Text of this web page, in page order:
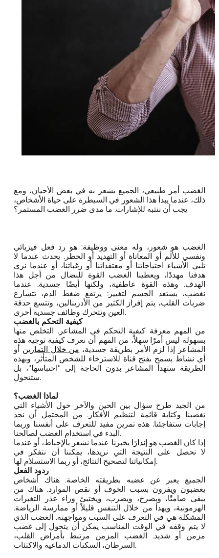
الغضب أمر طبيعي، الجميع يشعر به في بعض الأحيان، ومع
ذلك، عندما يبدأ هذا الشعور في السيطرة على حياة الأشخاص،
يجب أن ننتبه للإشارات. ما مدى ضرر الغضب المستمر؟
الغضب هو شعور، وله معنى ووظيفة: هو رد فعل فيزيائي
ونفسي للألم أو المعاناة أو التهديد أو الخطر. يحدث عندما لا
تلبي الأشياء احتياجاتنا أو معتقداتنا أو رغباتنا، أو عندما نرى
هدفنا مهددًا، ويعطينا الغضب القوة للنضال من أجل هذا
الهدف. وهذه القوة عاطفية، ولكنها أيضًا جسدية. عندما
نغضب، يستعد الجسم لتغيير: يرتفع ضغط الدم، تتسارع
ضربات القلب، يتم إفراز الكثير من الأدرينالين، وتتسع حدقة
العين وتتحرك وظائف جسدية أخرى.
كيفية التحكم بالغضب
من المهم معرفة كيفية التحكم في المشاعر. التخلص منها
بسهولة ليس أمرًا سهلاً، من المهم أن نعرف كيفية توجيه هذه
المشاعر إذا لزم الأمر بطريقة جسدية، من خلال التمارين أو
أي نشاط يسمح بفتح قناة للاسترخاء للشخص المتأثر، وبهذه
الطريقة ستهدأ المشاعر بدون الحاجة إلى "احتباسها"، بل
ستتحول.
لماذا الغضب؟
من الجيد طرح سؤال بين الحين والآخر حول الأشياء التي
تغضبنا وكتابة قائمة لتنظيم الأفكار. من المحتمل أن نجد
إجابات ستفاجئنا. هذه تمرين مفيد للتعرف على أنفسنا وربما
البدء في استخدام الغضب لصالحنا.
إذا كان الغضب هو إنذارًا يخبرنا عندما نشعر بالإحباط، أو عندما
لا نحصل على النتيجة التي نريدها، يمكننا أن نتفكر في
إمكانياتنا لتصحيح النتائج، أو ربما الاستسلام لها.
ردود الفعل
الجميع يعبر عن غضبه بطريقته الخاصة. هناك أشخاص
يغضبون ويفرون بسبب الخوف أو نقص الموارد. هناك من
يبقى صامتًا، ويصرخ، ويضرب، ويختبئ وراء عذر التغيرات
الهرمونية، ويهدأ من خلال التنفس قليلاً أو ممارسة الرياضة.
المشكلة هي في التعرف على السبب ومواجهته. الغضب الذي
لا يتم وقفه في الوقت المناسب يمكن أن يتحول إلى غضب
مزمن أو شديد. الغضب المزمن مرتبط بأمراض القلب،
السرطان، السكتات الدماغية والاكتئاب.